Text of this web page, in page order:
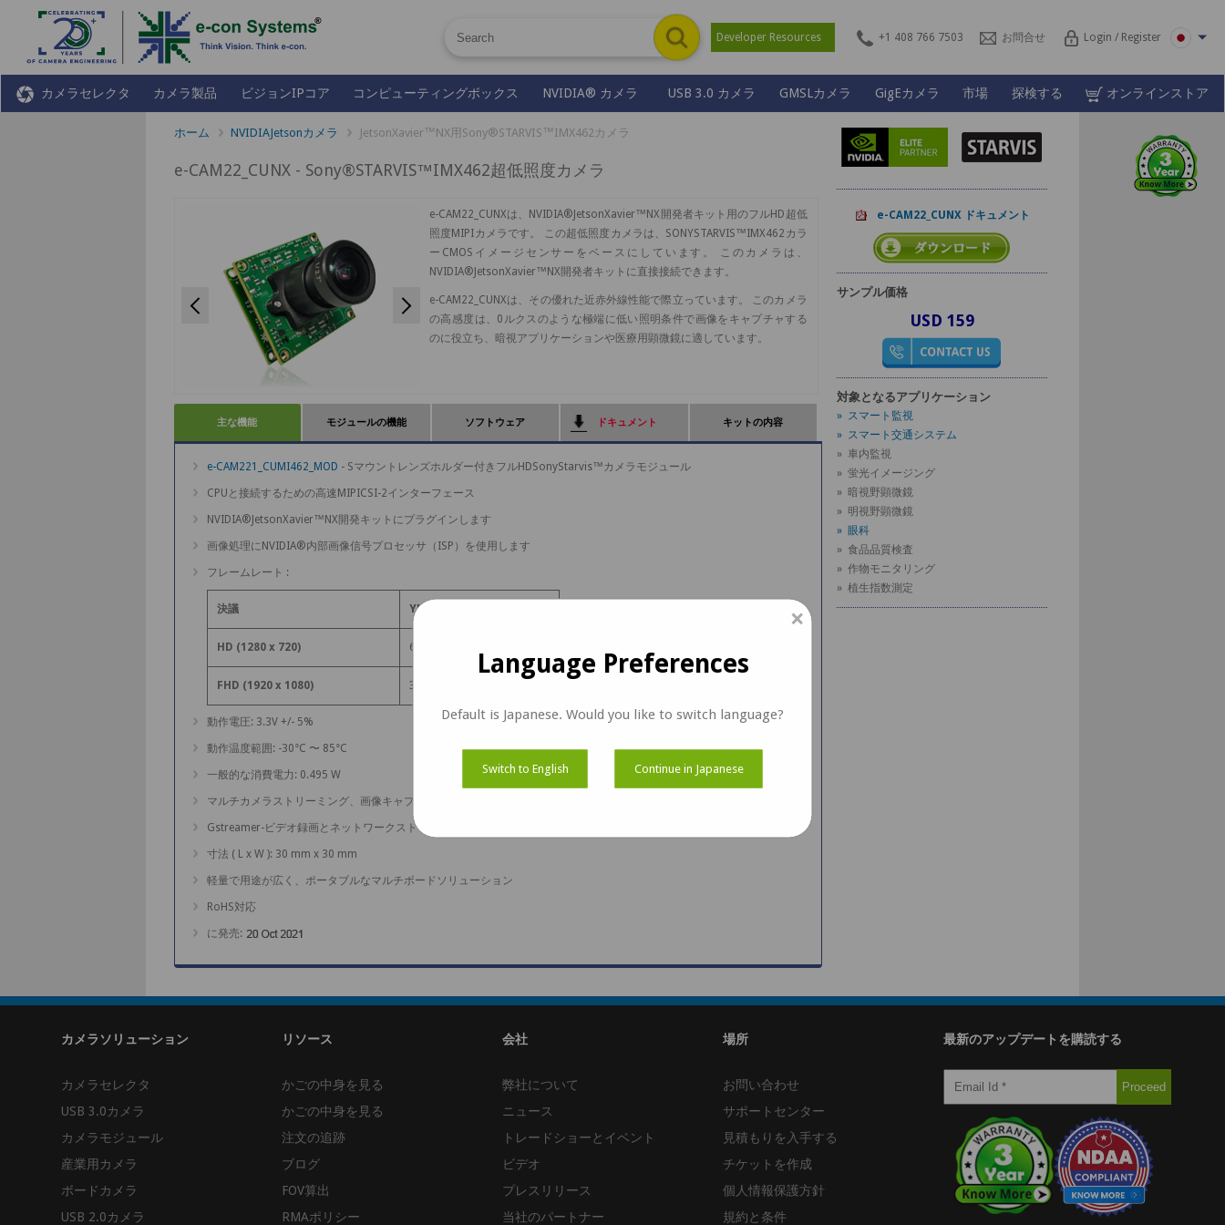
Developer Resources +1 408 766 7503 お問合せ Login / Register
カメラセレクタ カメラ製品 ビジョンIPコア コンピューティングボックス NVIDIA® カメラ USB 3.0 カメラ GMSLカメラ GigEカメラ 市場 探検する オンラインストア
ホーム NVIDIAJetsonカメラ JetsonXavier™NX用Sony®STARVIS™IMX462カメラ
e-CAM22_CUNX - Sony®STARVIS™IMX462超低照度カメラ
Previous Next
e-CAM22_CUNXは、NVIDIA®JetsonXavier™NX開発者キット用のフルHD超低
照度MIPIカメラです。 この超低照度カメラは、SONYSTARVIS™IMX462カラ
ーCMOSイメージセンサーをベースにしています。 このカメラは、
NVIDIA®JetsonXavier™NX開発者キットに直接接続できます。
e-CAM22_CUNXは、その優れた近赤外線性能で際立っています。 このカメラ
の高感度は、0ルクスのような極端に低い照明条件で画像をキャプチャする
のに役立ち、暗視アプリケーションや医療用顕微鏡に適しています。
主な機能 モジュールの機能 ソフトウェア ドキュメント キットの内容
e-CAM221_CUMI462_MOD - Sマウントレンズホルダー付きフルHDSonyStarvis™カメラモジュール
CPUと接続するための高速MIPICSI-2インターフェース
NVIDIA®JetsonXavier™NX開発キットにプラグインします
画像処理にNVIDIA®内部画像信号プロセッサ（ISP）を使用します
フレームレート :
決議 YUV (NV12)
HD (1280 x 720) 60 fps
FHD (1920 x 1080) 30 fps & 60fps
動作電圧: 3.3V +/- 5%
動作温度範囲: -30°C 〜 85°C
一般的な消費電力: 0.495 W
マルチカメラストリーミング、画像キャプチャ、ビデオ録画用にカスタマイズされたLibArgusアプリケーション
Gstreamer-ビデオ録画とネットワークストリーミングの1.0サポート
寸法 ( L x W ): 30 mm x 30 mm
軽量で用途が広く、ポータブルなマルチボードソリューション
RoHS対応
に発売:
e-CAM22_CUNX ドキュメント
サンプル価格
USD 159
対象となるアプリケーション
» スマート監視
» スマート交通システム
» 車内監視
» 蛍光イメージング
» 暗視野顕微鏡
» 明視野顕微鏡
» 眼科
» 食品品質検査
» 作物モニタリング
» 植生指数測定
カメラソリューション
カメラセレクタ
USB 3.0カメラ
カメラモジュール
産業用カメラ
ボードカメラ
USB 2.0カメラ
リソース
かごの中身を見る
かごの中身を見る
注文の追跡
ブログ
FOV算出
RMAポリシー
会社
弊社について
ニュース
トレードショーとイベント
ビデオ
プレスリリース
当社のパートナー
場所
お問い合わせ
サポートセンター
見積もりを入手する
チケットを作成
個人情報保護方針
規約と条件
最新のアップデートを購読する
×
Language Preferences
Default is Japanese. Would you like to switch language?
Switch to English Continue in Japanese